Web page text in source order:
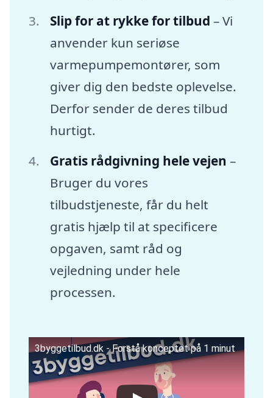
Slip for at rykke for tilbud – Vi
anvender kun seriøse
varmepumpemontører, som
giver dig den bedste oplevelse.
Derfor sender de deres tilbud
hurtigt.
Gratis rådgivning hele vejen –
Bruger du vores
tilbudstjeneste, får du helt
gratis hjælp til at specificere
opgaven, samt råd og
vejledning under hele
processen.
3byggetilbud.dk - Forstå konceptet på 1 minut